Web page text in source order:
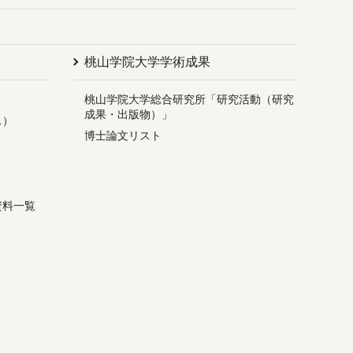
一覧
桃山学院大学学術成果
桃山学院大学総合研究所「研究活動（研究
成果・出版物）」
博士論文リスト